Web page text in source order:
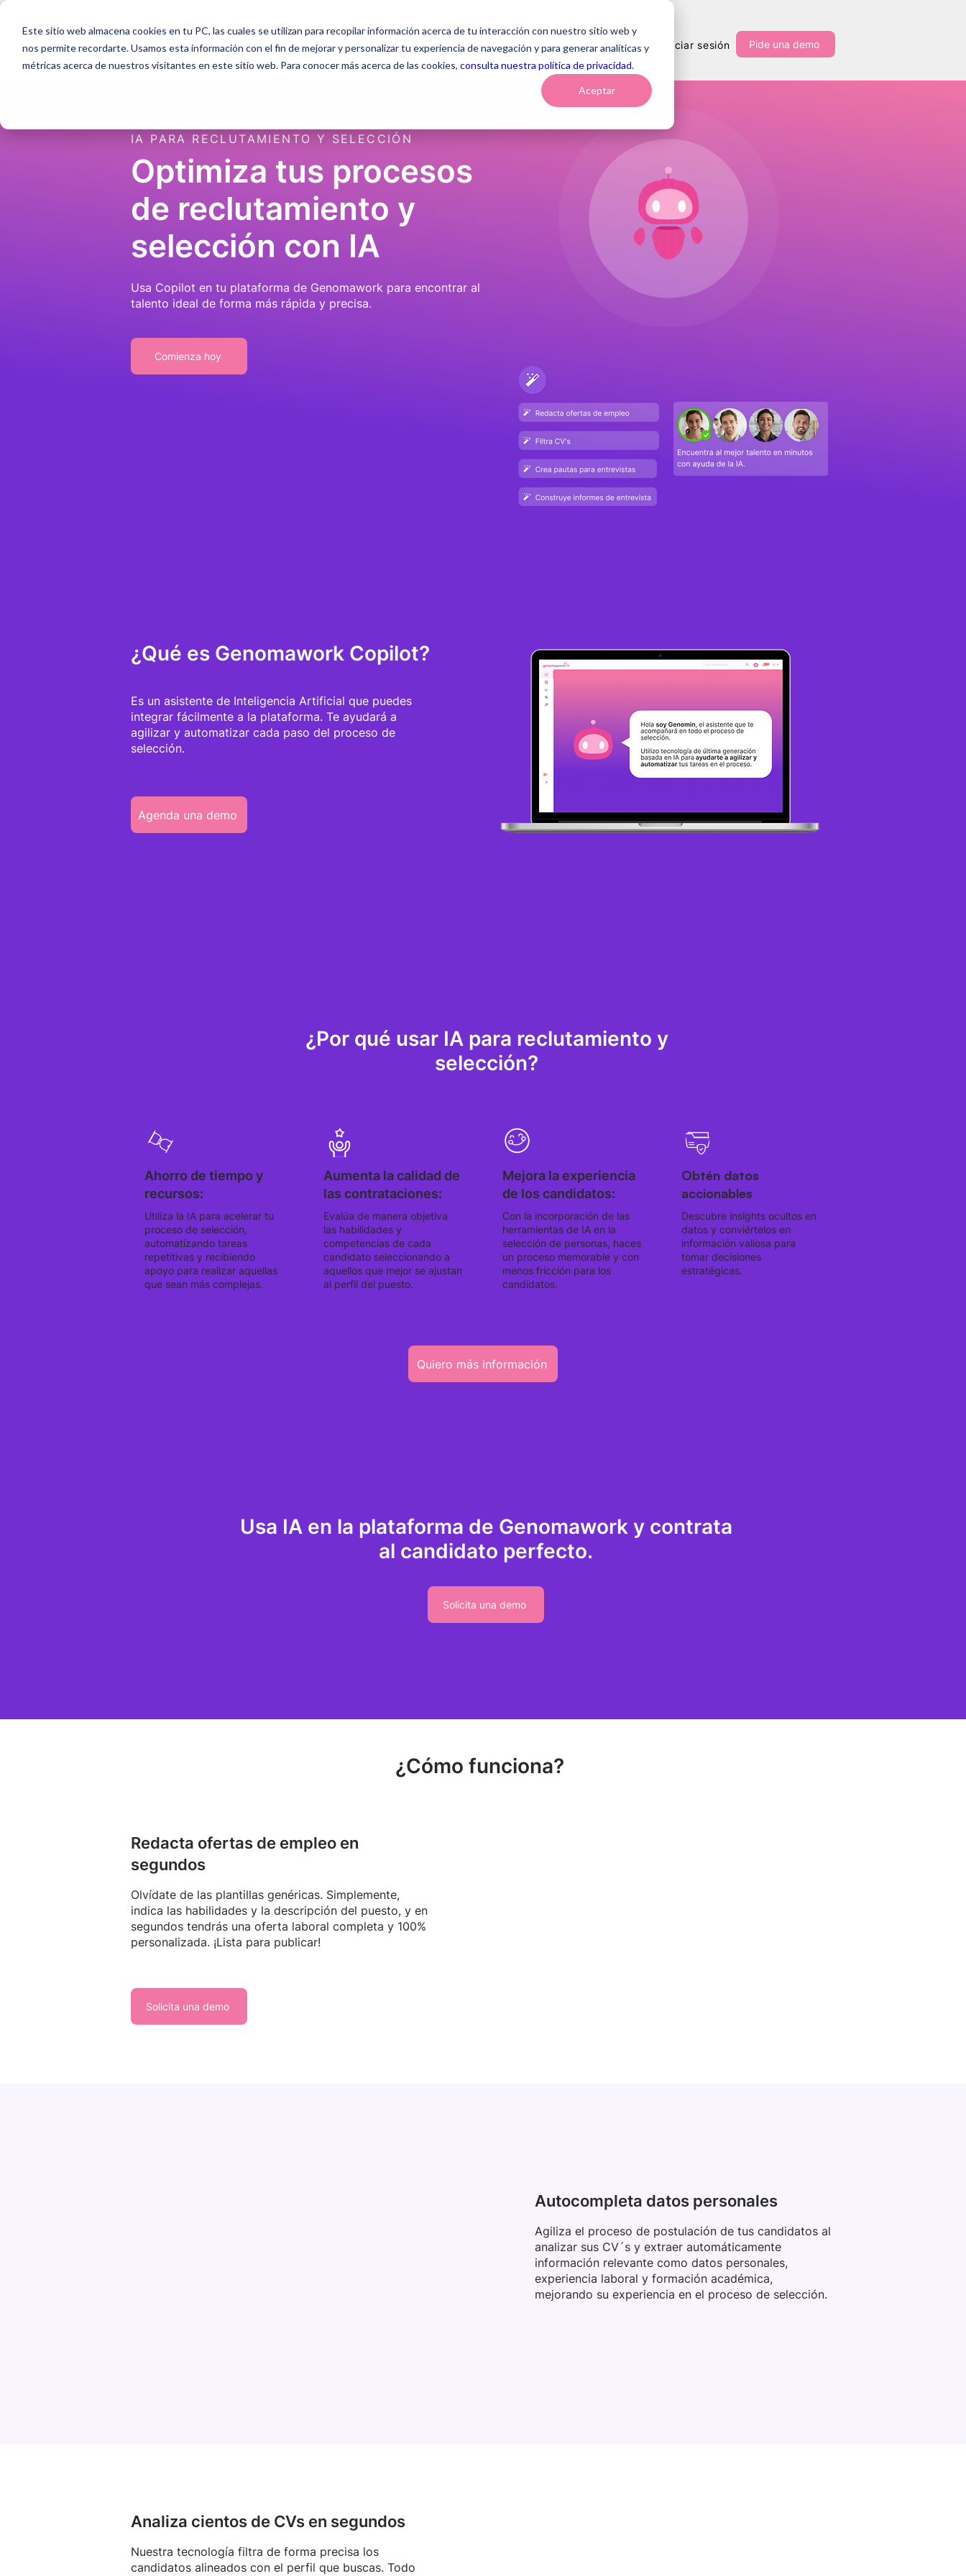
Este sitio web almacena cookies en tu PC, las cuales se utilizan para recopilar información acerca de tu interacción con nuestro sitio web y
nos permite recordarte. Usamos esta información con el fin de mejorar y personalizar tu experiencia de navegación y para generar analíticas y
métricas acerca de nuestros visitantes en este sitio web. Para conocer más acerca de las cookies, consulta nuestra política de privacidad.
Aceptar
Producto Soluciones ¿Por qué Genomawork? Recursos Blog Iniciar sesión Pide una demo
IA PARA RECLUTAMIENTO Y SELECCIÓN
Optimiza tus procesos
de reclutamiento y
selección con IA
Usa Copilot en tu plataforma de Genomawork para encontrar al
talento ideal de forma más rápida y precisa.
Comienza hoy
¿Qué es Genomawork Copilot?
Es un asistente de Inteligencia Artificial que puedes
integrar fácilmente a la plataforma. Te ayudará a
agilizar y automatizar cada paso del proceso de
selección.
Agenda una demo
¿Por qué usar IA para reclutamiento y
selección?
Ahorro de tiempo y
recursos:
Utiliza la IA para acelerar tu
proceso de selección,
automatizando tareas
repetitivas y recibiendo
apoyo para realizar aquellas
que sean más complejas.
Aumenta la calidad de
las contrataciones:
Evalúa de manera objetiva
las habilidades y
competencias de cada
candidato seleccionando a
aquellos que mejor se ajustan
al perfil del puesto.
Mejora la experiencia
de los candidatos:
Con la incorporación de las
herramientas de IA en la
selección de personas, haces
un proceso memorable y con
menos fricción para los
candidatos.
Obtén datos
accionables
Descubre insights ocultos en
datos y conviértelos en
información valiosa para
tomar decisiones
estratégicas.
Quiero más información
Usa IA en la plataforma de Genomawork y contrata
al candidato perfecto.
Solicita una demo
¿Cómo funciona?
Redacta ofertas de empleo en
segundos
Olvídate de las plantillas genéricas. Simplemente,
indica las habilidades y la descripción del puesto, y en
segundos tendrás una oferta laboral completa y 100%
personalizada. ¡Lista para publicar!
Solicita una demo
Autocompleta datos personales
Agiliza el proceso de postulación de tus candidatos al
analizar sus CV´s y extraer automáticamente
información relevante como datos personales,
experiencia laboral y formación académica,
mejorando su experiencia en el proceso de selección.
Analiza cientos de CVs en segundos
Nuestra tecnología filtra de forma precisa los
candidatos alineados con el perfil que buscas. Todo